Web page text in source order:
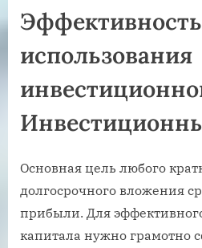
Эффективность
использования
Основная цель любого
долгосрочного вложения
прибыли. Для
капитала нужно грамотно